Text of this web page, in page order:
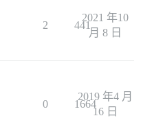
2 441
2021 年10
月 8 日
0 1664
2019 年4 月
16 日